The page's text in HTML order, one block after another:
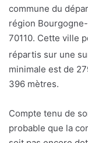
commune du
région
70110. Cette ville
répartis sur une
minimale est de
396 mètres.
Compte tenu de
probable que la